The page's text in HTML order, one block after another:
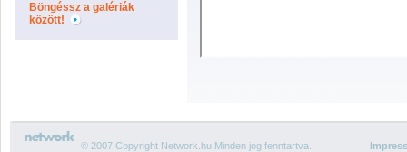
Böngéssz a galériák
között!
© 2007 Copyright Network.hu Minden jog fenntartva.